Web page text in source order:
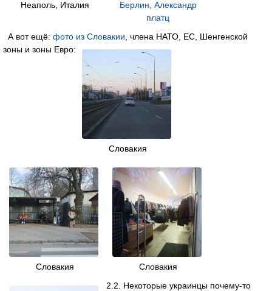
Неаполь, Италия
Берлин, Александр
платц
А вот ещё: фото из Словакии , члена НАТО, ЕС, Шенгенской
зоны и зоны Евро:
Словакия
Словакия Словакия
2.2. Некоторые украинцы почему-то